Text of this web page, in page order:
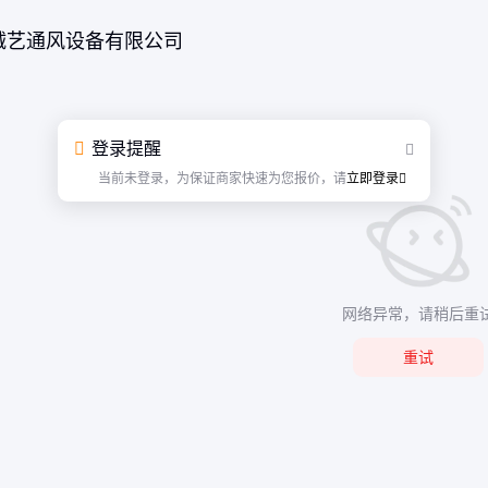
艺通风设备有限公司
登录提醒
当前未登录，为保证商家快速为您报价，请立即登录
网络异常，请稍后重
重试